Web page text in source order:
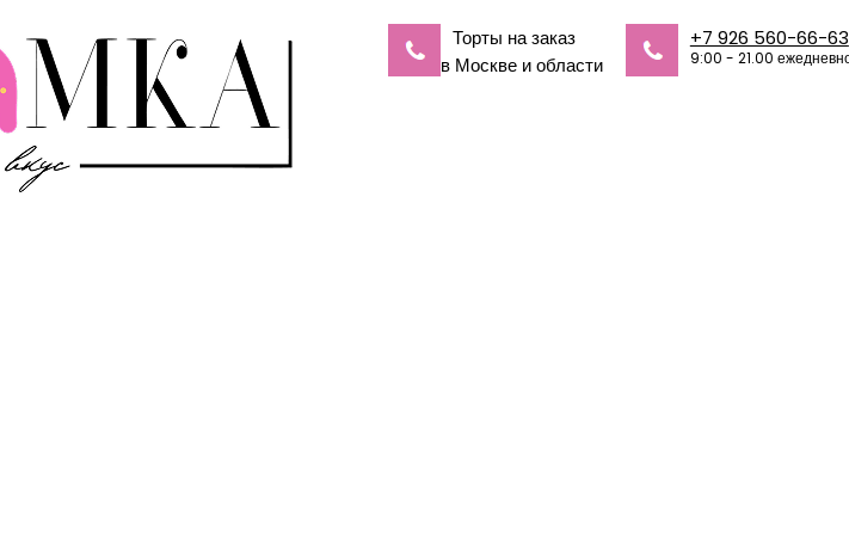
+7 926 560-66-63
9:00 - 21.00
Торты на заказ
в Москве и области